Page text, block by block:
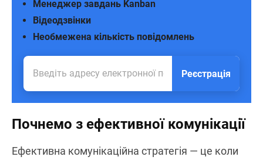
Необмежена кількість повідомлень
Відеодзвінки
Менеджер завдань Kanban
Реєстрація
Почнемо з ефективної комунікації
Ефективна комунікаційна стратегія — це коли